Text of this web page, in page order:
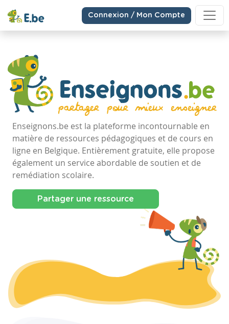
Connexion / Mon Compte
Enseignons.be est la plateforme incontournable en
matière de ressources pédagogiques et de cours en
ligne en Belgique. Entièrement gratuite, elle propose
également un service abordable de soutien et de
remédiation scolaire.
Partager une ressource